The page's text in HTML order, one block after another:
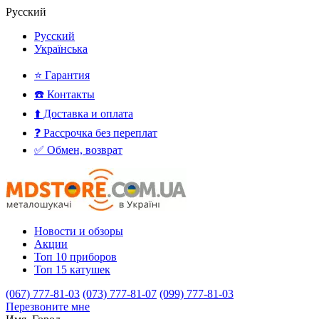
Русский
Русский
Українська
⭐ Гарантия
☎️ Контакты
⬆️ Доставка и оплата
❓ Рассрочка без переплат
✅ Обмен, возврат
Новости и обзоры
Акции
Топ 10 приборов
Топ 15 катушек
(067) 777-81-03 (073) 777-81-07 (099) 777-81-03
Перезвоните мне